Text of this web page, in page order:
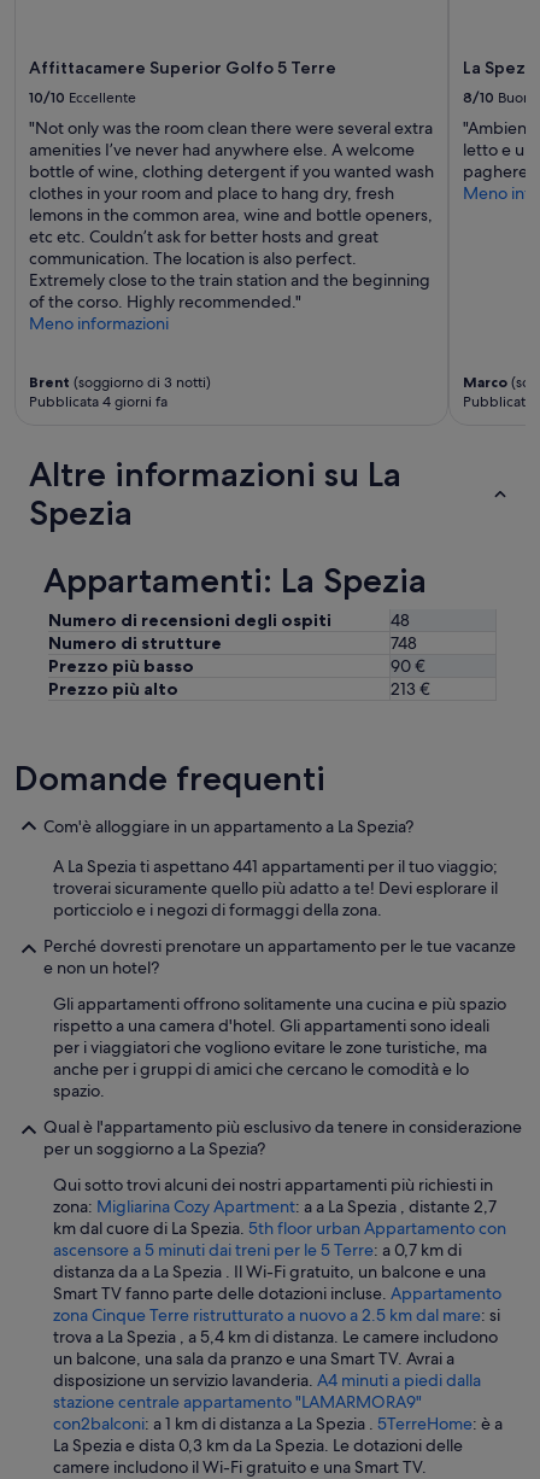
Affittacamere Superior Golfo 5 Terre
10/10 Eccellente
"Not only was the room clean there were several extra
amenities I’ve never had anywhere else. A welcome
bottle of wine, clothing detergent if you wanted wash
clothes in your room and place to hang dry, fresh
lemons in the common area, wine and bottle openers,
etc etc. Couldn’t ask for better hosts and great
communication. The location is also perfect.
Extremely close to the train station and the beginning
of the corso. Highly recommended."
Meno informazioni
Brent (soggiorno di 3 notti)
Pubblicata 4 giorni fa
La
8/10 Buono
letto e un
Meno
Marco
Pubblicata
Altre informazioni su La
Spezia
Appartamenti: La Spezia
Numero di recensioni degli ospiti
48
Numero di strutture
748
Prezzo più basso
90 €
Prezzo più alto
213 €
Domande frequenti
Com'è alloggiare in un appartamento a La Spezia?
A La Spezia ti aspettano 441 appartamenti per il tuo viaggio;
troverai sicuramente quello più adatto a te! Devi esplorare il
porticciolo e i negozi di formaggi della zona.
Perché dovresti prenotare un appartamento per le tue vacanze
e non un hotel?
Gli appartamenti offrono solitamente una cucina e più spazio
rispetto a una camera d'hotel. Gli appartamenti sono ideali
per i viaggiatori che vogliono evitare le zone turistiche, ma
anche per i gruppi di amici che cercano le comodità e lo
spazio.
Qual è l'appartamento più esclusivo da tenere in considerazione
per un soggiorno a La Spezia?
Qui sotto trovi alcuni dei nostri appartamenti più richiesti in
zona: Migliarina Cozy Apartment: a a La Spezia , distante 2,7
km dal cuore di La Spezia. 5th floor urban Appartamento con
ascensore a 5 minuti dai treni per le 5 Terre: a 0,7 km di
distanza da a La Spezia . Il Wi-Fi gratuito, un balcone e una
Smart TV fanno parte delle dotazioni incluse. Appartamento
zona Cinque Terre ristrutturato a nuovo a 2.5 km dal mare: si
trova a La Spezia , a 5,4 km di distanza. Le camere includono
un balcone, una sala da pranzo e una Smart TV. Avrai a
disposizione un servizio lavanderia. A4 minuti a piedi dalla
stazione centrale appartamento "LAMARMORA9"
con2balconi: a 1 km di distanza a La Spezia . 5TerreHome: è a
La Spezia e dista 0,3 km da La Spezia. Le dotazioni delle
camere includono il Wi-Fi gratuito e una Smart TV.